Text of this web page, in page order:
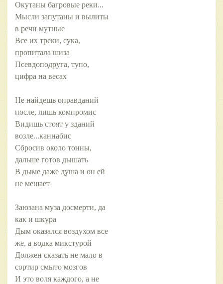
Окутаны багровые реки...
Мысли запутаны и вылиты
в речи мутные
Все их треки, сука,
пропитала шиза
Псевдоподруга, тупо,
цифра на весах
Не найдешь оправданий
после, лишь компромис
Видишь стоят у зданий
возле...каннабис
Сбросив около тонны,
дальше готов дышать
В дыме даже душа и он ей
не мешает
Заюзана муза досмерти, да
как и шкура
Дым оказался воздухом все
же, а водка микстурой
Должен сказать не мало в
сортир смыто мозгов
И это воля каждого, а не